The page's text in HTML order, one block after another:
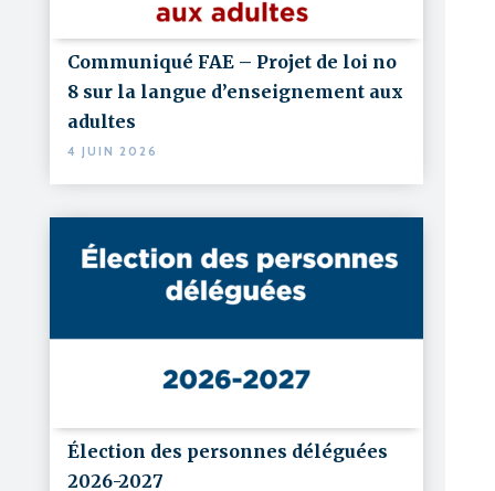
Communiqué FAE – Projet de loi no
8 sur la langue d’enseignement aux
adultes
4 JUIN 2026
Élection des personnes déléguées
2026-2027